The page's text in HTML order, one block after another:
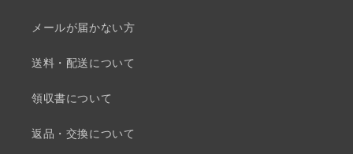
メールが届かない方
送料・配送について
領収書について
返品・交換について